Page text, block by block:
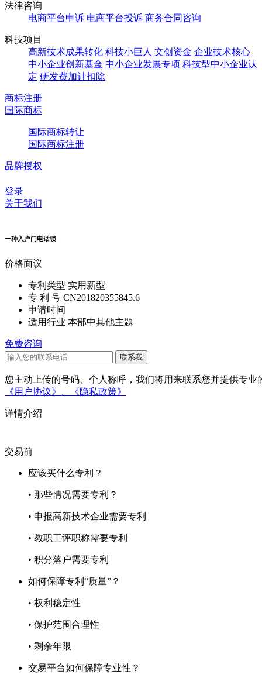
法律咨询
电商平台申诉 电商平台投诉 商务合同咨询
科技项目
高新技术成果转化 科技小巨人 文创资金 企业技术核心
中小企业创新基金 中小企业发展专项 科技型中小企业认
定 研发费加计扣除
商标注册
国际商标
国际商标转让
国际商标注册
品牌授权
登录
关于我们
一种入户门电话锁
价格面议
专利类型 实用新型
专 利 号 CN201820355845.6
申请时间
适用行业 本部中其他主题
免费咨询
您主动上传的号码、个人称呼，我们将用来联系您并提供专
《用户协议》、
《隐私政策》
详情介绍
交易前
应该买什么专利？
• 那些情况需要专利？
• 申报高新技术企业需要专利
• 教职工评职称需要专利
• 积分落户需要专利
如何保障专利“质量”？
• 权利稳定性
• 保护范围合理性
• 剩余年限
交易平台如何保障专业性？